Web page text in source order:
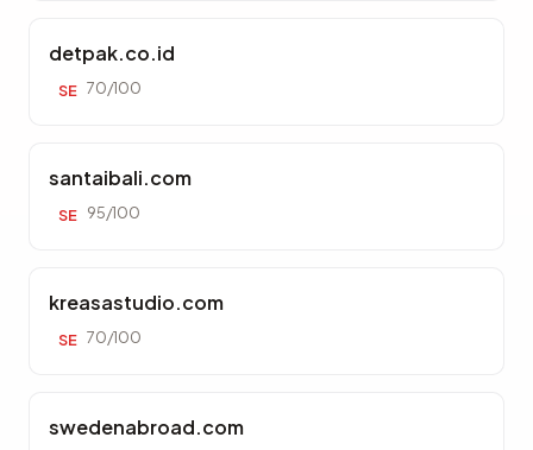
detpak.co.id
SE 70/100
santaibali.com
SE 95/100
kreasastudio.com
SE 70/100
swedenabroad.com